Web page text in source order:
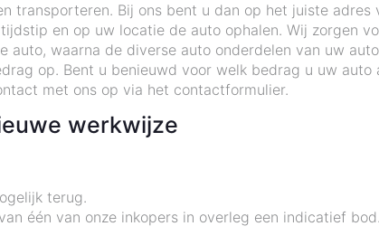
transporteren. Bij ons bent u dan op het juiste adres
en op uw locatie de auto ophalen. Wij zorgen
auto, waarna de diverse auto onderdelen van uw
op. Bent u benieuwd voor welk bedrag u uw auto
met ons op via het contactformulier.
werkwijze
terug.
één van onze inkopers in overleg een indicatief